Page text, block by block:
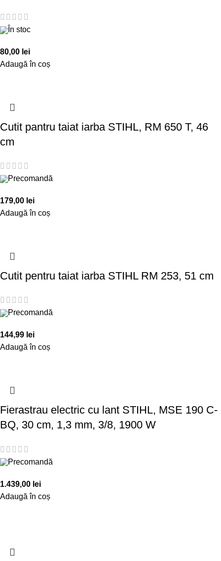
În stoc
80,00 lei
Adaugă în coș
Cutit pantru taiat iarba STIHL, RM 650 T, 46
cm
Precomandă
179,00 lei
Adaugă în coș
Cutit pentru taiat iarba STIHL RM 253, 51 cm
Precomandă
144,99 lei
Adaugă în coș
Fierastrau electric cu lant STIHL, MSE 190 C-
BQ, 30 cm, 1,3 mm, 3/8, 1900 W
Precomandă
1.439,00 lei
Adaugă în coș